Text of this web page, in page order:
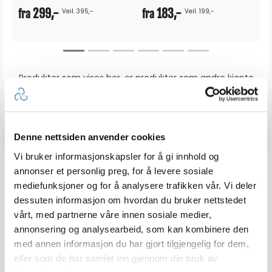
Denne nettsiden anvender cookies
Vi bruker informasjonskapsler for å gi innhold og
annonser et personlig preg, for å levere sosiale
mediefunksjoner og for å analysere trafikken vår. Vi deler
dessuten informasjon om hvordan du bruker nettstedet
vårt, med partnerne våre innen sosiale medier,
annonsering og analysearbeid, som kan kombinere den
med annen informasjon du har gjort tilgjengelig for dem,
eller som de har samlet inn gjennom din bruk av
fra299,- Veil. 395,- fra183,- Veil. 199,-
Produkter som vises her, er produkter som andre kjøpte
sammen med denne varen, og har nødvendigvis ingen
ANMELDELSER
Karakter: 5 av 5 mulige
stemmer
Karakter: 4 av 5 mulige
3stemmer
Karakter: 3 av 5 mulige
0stemmer
Karakter: 2 av 5 mulige
0 stemmer
Karakter: 1 av 5 mulige
0 stemmer
4.7
Karakter:
4.7
Basert på 9 stemmer og
0 omtaler